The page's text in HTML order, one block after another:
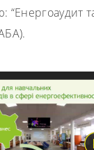
“Енергоаудит